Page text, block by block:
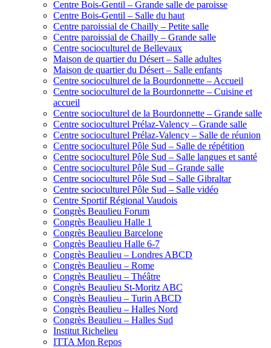
Centre Bois-Gentil – Grande salle de paroisse
Centre Bois-Gentil – Salle du haut
Centre paroissial de Chailly – Petite salle
Centre paroissial de Chailly – Grande salle
Centre socioculturel de Bellevaux
Maison de quartier du Désert – Salle adultes
Maison de quartier du Désert – Salle enfants
Centre socioculturel de la Bourdonnette – Accueil
Centre socioculturel de la Bourdonnette – Cuisine et
accueil
Centre socioculturel de la Bourdonnette – Grande salle
Centre socioculturel Prélaz-Valency – Grande salle
Centre socioculturel Prélaz-Valency – Salle de réunion
Centre socioculturel Pôle Sud – Salle de répétition
Centre socioculturel Pôle Sud – Salle langues et santé
Centre socioculturel Pôle Sud – Grande salle
Centre socioculturel Pôle Sud – Salle Gibraltar
Centre socioculturel Pôle Sud – Salle vidéo
Centre Sportif Régional Vaudois
Congrès Beaulieu Forum
Congrès Beaulieu Halle 1
Congrès Beaulieu Barcelone
Congrès Beaulieu Halle 6-7
Congrès Beaulieu – Londres ABCD
Congrès Beaulieu – Rome
Congrès Beaulieu – Théâtre
Congrès Beaulieu St-Moritz ABC
Congrès Beaulieu – Turin ABCD
Congrès Beaulieu – Halles Nord
Congrès Beaulieu – Halles Sud
Institut Richelieu
ITTA Mon Repos